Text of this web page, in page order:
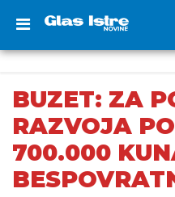
BUZET: ZA
RAZVOJA
700.000